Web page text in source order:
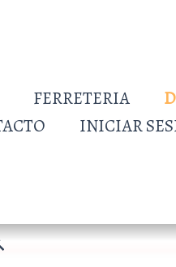
FERRETERIA
INICIAR